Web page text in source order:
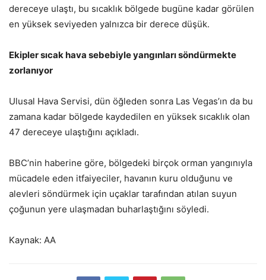
dereceye ulaştı, bu sıcaklık bölgede bugüne kadar görülen
en yüksek seviyeden yalnızca bir derece düşük.
Ekipler sıcak hava sebebiyle yangınları söndürmekte
zorlanıyor
Ulusal Hava Servisi, dün öğleden sonra Las Vegas’ın da bu
zamana kadar bölgede kaydedilen en yüksek sıcaklık olan
47 dereceye ulaştığını açıkladı.
BBC’nin haberine göre, bölgedeki birçok orman yangınıyla
mücadele eden itfaiyeciler, havanın kuru olduğunu ve
alevleri söndürmek için uçaklar tarafından atılan suyun
çoğunun yere ulaşmadan buharlaştığını söyledi.
Kaynak: AA